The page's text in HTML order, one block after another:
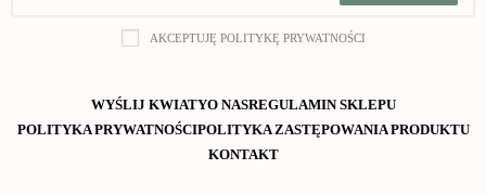
AKCEPTUJĘ POLITYKĘ PRYWATNOŚCI
WYŚLIJ KWIATYO NASREGULAMIN SKLEPU
POLITYKA PRYWATNOŚCIPOLITYKA ZASTĘPOWANIA PRODUKTU
KONTAKT